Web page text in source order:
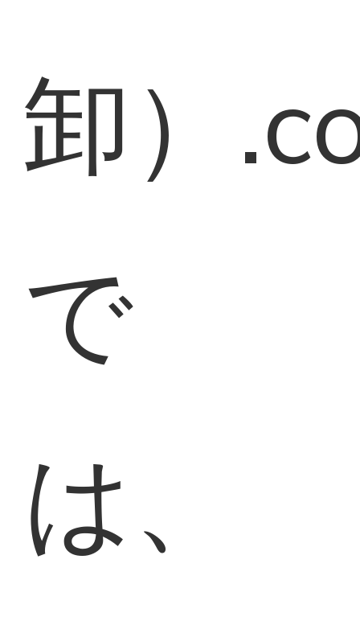
卸）
で
は、